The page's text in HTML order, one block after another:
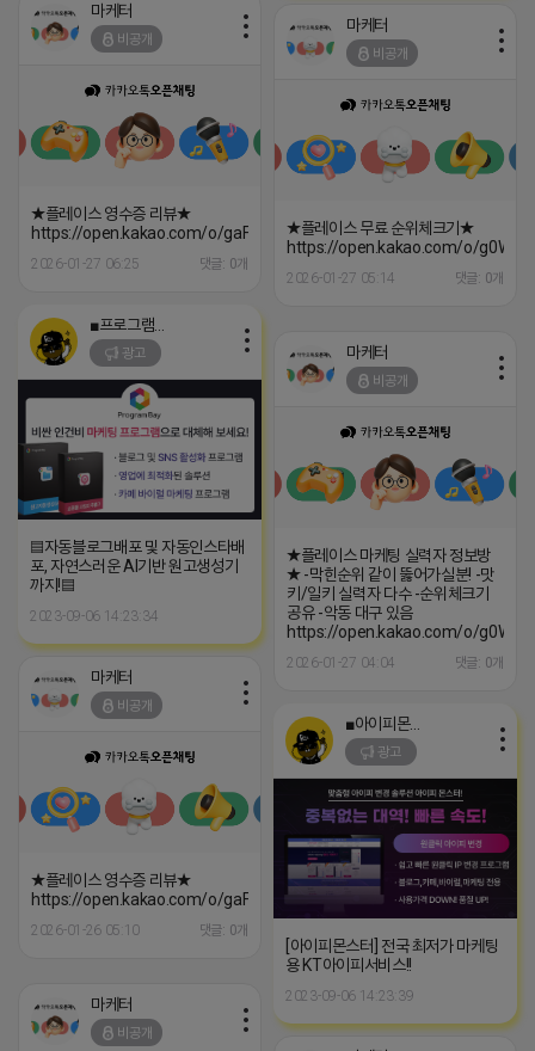
마케터
비공개
★플레이스 영수증 리뷰★
https://open.kakao.com/o/gaFY14ai
2026-01-27 06:25 댓글: 0개
마케터
비공개
★플레이스 무료 순위체크기★
https://open.kakao.com/o/
2026-01-27 05:14 댓글: 0개
광고
▤자동블로그배포 및 자동인스타배
포, 자연스러운 AI기반 원고생성기
까지!▤
2023-09-06 14:23:34
마케터
비공개
★플레이스 마케팅 실력자 정보방
★ -막힌순위 같이 뚫어가실분! -맛
키/일키 실력자 다수 -순위체크기
공유 -악동 대구 있음
https://open.kakao.com/o/
2026-01-27 04:04 댓글: 0개
마케터
비공개
★플레이스 영수증 리뷰★
https://open.kakao.com/o/gaFY14ai
2026-01-26 05:10 댓글: 0개
■아이피몬스터■
광고
[아이피몬스터] 전국 최저가 마케팅
용 KT아이피서비스!!
2023-09-06 14:23:39
마케터
비공개